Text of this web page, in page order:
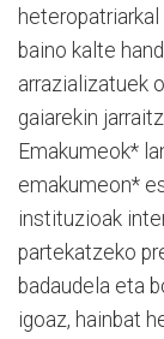
baino kalte
arrazializatuek
gaiarekin
Emakumeok*
emakumeon*
instituzioak
partekatzeko
badaudela eta
igoaz, hainbat